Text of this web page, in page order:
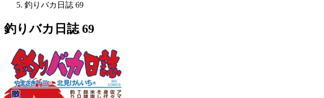
釣りバカ日誌 69
釣りバカ日誌 69